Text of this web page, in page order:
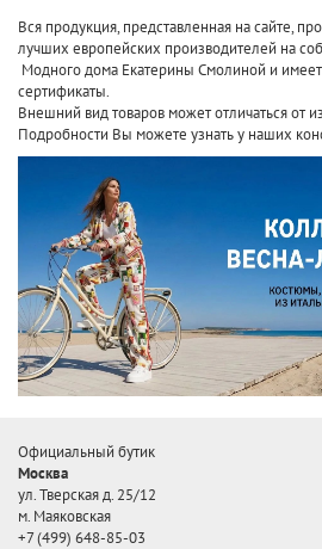
Вся продукция, представленная на сайте,
лучших европейских производителей на
Модного дома Екатерины Смолиной и
сертификаты.
Внешний вид товаров может отличаться от
Подробности Вы можете узнать у наших
Официальный бутик
Москва
ул. Тверская д. 25/12
м. Маяковская
+7 (499) 648-85-03